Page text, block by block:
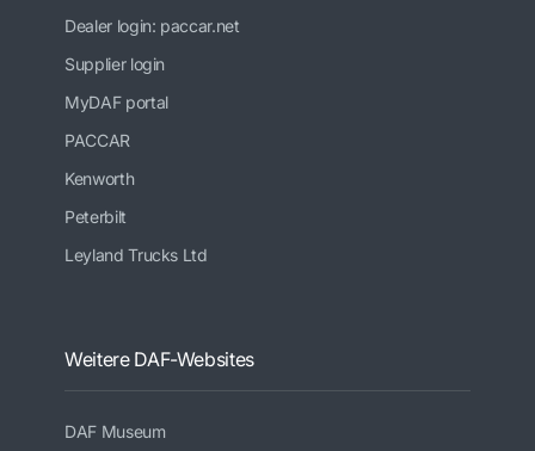
Dealer login: paccar.net
Supplier login
MyDAF portal
PACCAR
Kenworth
Peterbilt
Leyland Trucks Ltd
Weitere DAF-Websites
DAF Museum